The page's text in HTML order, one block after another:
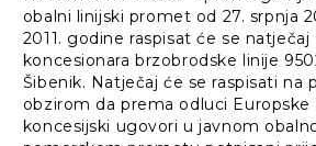
obalni linijski promet od 27. srpnja
2011. godine raspisat će se
koncesionara brzobrodske linije
Šibenik. Natječaj će se raspisati na
obzirom da prema odluci Europske
koncesijski ugovori u javnom